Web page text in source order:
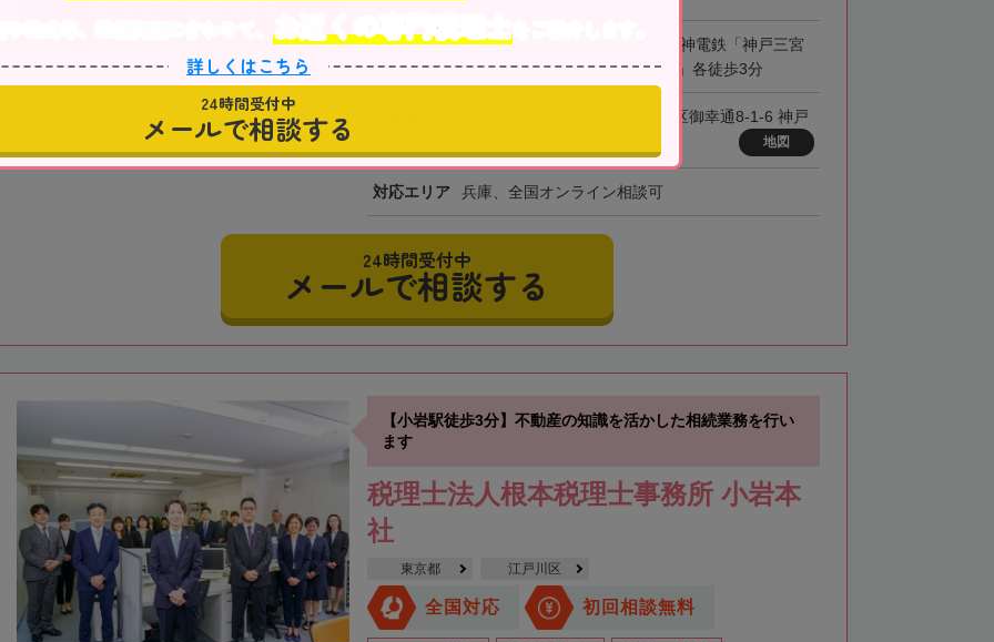
最寄駅
JR「三ノ宮駅」 / 阪急電鉄・阪神電鉄「神戸三宮
駅」 / 神戸市営地下鉄「三宮駅」各徒歩3分
〒651-0087 兵庫県神戸市中央区御幸通8-1-6 神戸
地図
対応エリア 兵庫、全国オンライン相談可
24時間受付中
メールで相談する
【小岩駅徒歩3分】不動産の知識を活かした相続業務を行い
ます
税理士法人根本税理士事務所 小岩本
社
東京都 江戸川区
全国対応 初回相談無料
お近くの専門税理士
詳しくはこちら
24時間受付中
メールで相談する